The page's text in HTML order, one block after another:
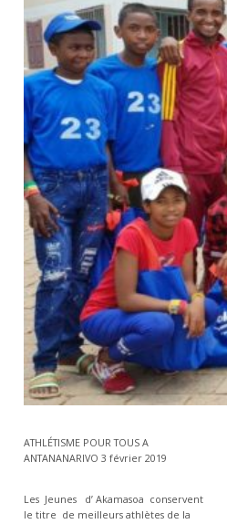
ATHLÉTISME POUR TOUS A
ANTANANARIVO 3 février 2019
Les Jeunes d’ Akamasoa conservent
le titre de meilleurs athlètes de la